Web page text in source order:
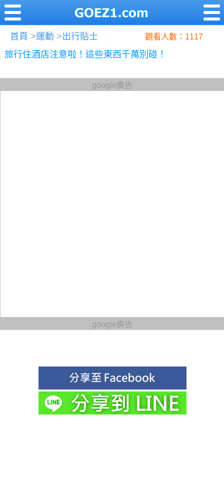
首頁 >運動 >出行貼士 觀看人數：1117
旅行住酒店注意啦！這些東西千萬別碰！
google廣告
google廣告